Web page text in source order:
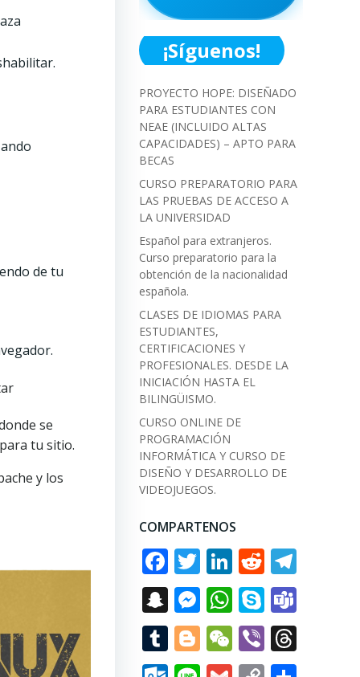
de tu
se
tu sitio.
y los
¡Síguenos!
PROYECTO HOPE: DISEÑADO
PARA ESTUDIANTES CON
NEAE (INCLUIDO ALTAS
CAPACIDADES) – APTO PARA
BECAS
CURSO PREPARATORIO PARA
LAS PRUEBAS DE ACCESO A
LA UNIVERSIDAD
Español para extranjeros.
Curso preparatorio para la
obtención de la nacionalidad
española.
CLASES DE IDIOMAS PARA
ESTUDIANTES,
CERTIFICACIONES Y
PROFESIONALES. DESDE LA
INICIACIÓN HASTA EL
BILINGÜISMO.
CURSO ONLINE DE
PROGRAMACIÓN
INFORMÁTICA Y CURSO DE
DISEÑO Y DESARROLLO DE
VIDEOJUEGOS.
COMPARTENOS
Facebook
Twitter
LinkedIn
Reddit
Snapchat
Messenger
WhatsApp
Skype
Tumblr
Blogger
WeChat
Viber